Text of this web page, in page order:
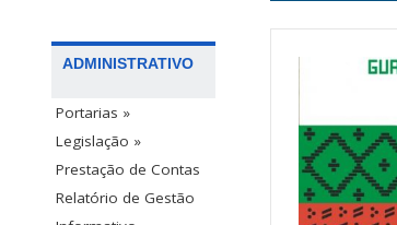
ADMINISTRATIVO
Portarias »
Legislação »
Prestação de Contas
Relatório de Gestão